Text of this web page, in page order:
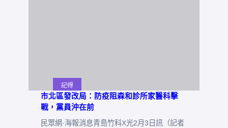
記得
市北區發改局：防疫阻森和診所家醫科擊
戰，黨員沖在前
民眾網·海報消息青島竹科X光2月3日訊（記者